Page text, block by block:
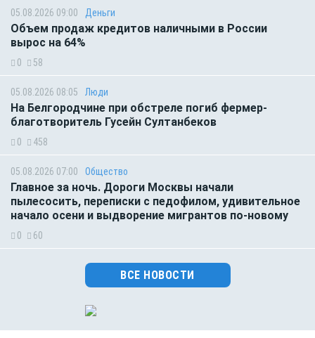
05.08.2026 09:00 Деньги
Объем продаж кредитов наличными в России
вырос на 64%
0 58
05.08.2026 08:05 Люди
На Белгородчине при обстреле погиб фермер-
благотворитель Гусейн Султанбеков
0 458
05.08.2026 07:00 Общество
Главное за ночь. Дороги Москвы начали
пылесосить, переписки с педофилом, удивительное
начало осени и выдворение мигрантов по-новому
0 60
ВСЕ НОВОСТИ